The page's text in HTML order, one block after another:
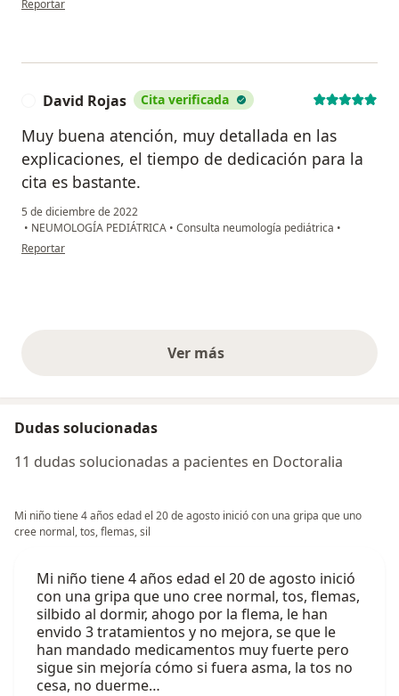
Reportar
David Rojas Cita verificada
Muy buena atención, muy detallada en las
explicaciones, el tiempo de dedicación para la
cita es bastante.
5 de diciembre de 2022
• NEUMOLOGÍA PEDIÁTRICA • Consulta neumología pediátrica •
en opinión del usuario David Rojas
Reportar
Ver másopiniones anteriores
Dudas solucionadas
11 dudas solucionadas a pacientes en Doctoralia
Mi niño tiene 4 años edad el 20 de agosto inició con una gripa que uno
cree normal, tos, flemas, sil
Mi niño tiene 4 años edad el 20 de agosto inició
con una gripa que uno cree normal, tos, flemas,
silbido al dormir, ahogo por la flema, le han
envido 3 tratamientos y no mejora, se que le
han mandado medicamentos muy fuerte pero
sigue sin mejoría cómo si fuera asma, la tos no
cesa, no duerme…